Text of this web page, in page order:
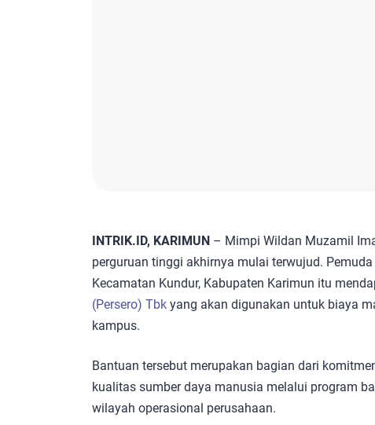
INTRIK.ID, KARIMUN – Mimpi Wildan Muzamil
perguruan tinggi akhirnya mulai terwujud.
Kecamatan Kundur, Kabupaten Karimun itu
(Persero) Tbk yang akan digunakan untuk biaya
kampus.
Bantuan tersebut merupakan bagian dari
kualitas sumber daya manusia melalui program
wilayah operasional perusahaan.